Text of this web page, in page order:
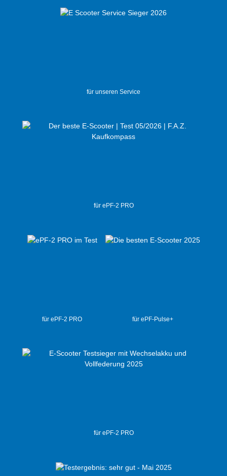
für unseren Service
für ePF-2 PRO
für ePF-2 PRO für ePF-Pulse+
für ePF-2 PRO